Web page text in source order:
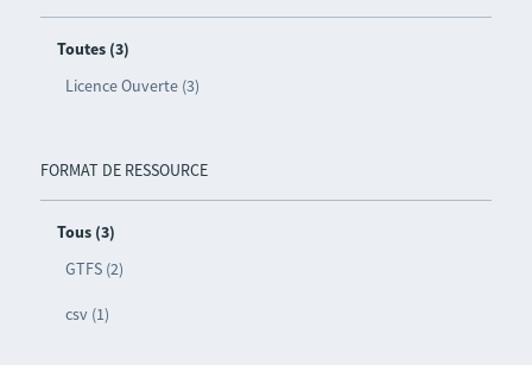
Toutes (3)
Licence Ouverte (3)
FORMAT DE RESSOURCE
Tous (3)
GTFS (2)
csv (1)